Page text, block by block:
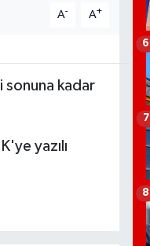
A- A+
sonuna kadar
yazılı
6
7
8